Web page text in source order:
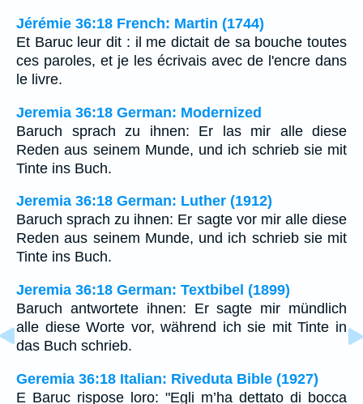
Jérémie 36:18 French: Martin (1744)
Et Baruc leur dit : il me dictait de sa bouche toutes
ces paroles, et je les écrivais avec de l'encre dans
le livre.
Jeremia 36:18 German: Modernized
Baruch sprach zu ihnen: Er las mir alle diese
Reden aus seinem Munde, und ich schrieb sie mit
Tinte ins Buch.
Jeremia 36:18 German: Luther (1912)
Baruch sprach zu ihnen: Er sagte vor mir alle diese
Reden aus seinem Munde, und ich schrieb sie mit
Tinte ins Buch.
Jeremia 36:18 German: Textbibel (1899)
Baruch antwortete ihnen: Er sagte mir mündlich
alle diese Worte vor, während ich sie mit Tinte in
das Buch schrieb.
Geremia 36:18 Italian: Riveduta Bible (1927)
E Baruc rispose loro: "Egli m’ha dettato di bocca